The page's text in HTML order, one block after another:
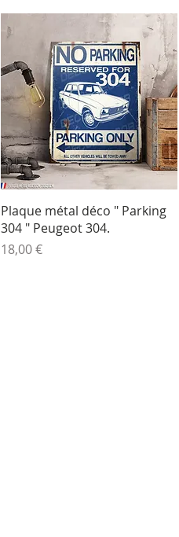
Aperçu rapide
Plaque métal déco " Parking
304 " Peugeot 304.
Prix
18,00 €